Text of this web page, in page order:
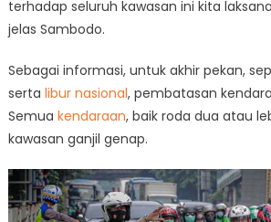
terhadap seluruh kawasan ini kita
jelas Sambodo.
Sebagai informasi, untuk akhir pekan,
serta libur nasional, pembatasan
Semua kendaraan, baik roda dua atau
kawasan ganjil genap.